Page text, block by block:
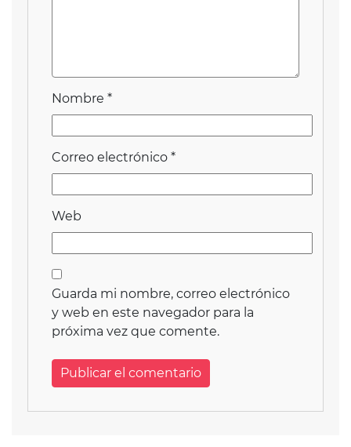
Nombre *
Correo electrónico *
Web
Guarda mi nombre, correo electrónico
y web en este navegador para la
próxima vez que comente.